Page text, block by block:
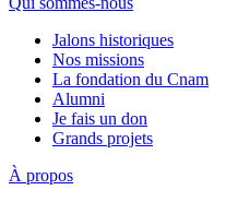
Jalons historiques
Nos missions
La fondation du Cnam
Alumni
Je fais un don
Grands projets
À propos